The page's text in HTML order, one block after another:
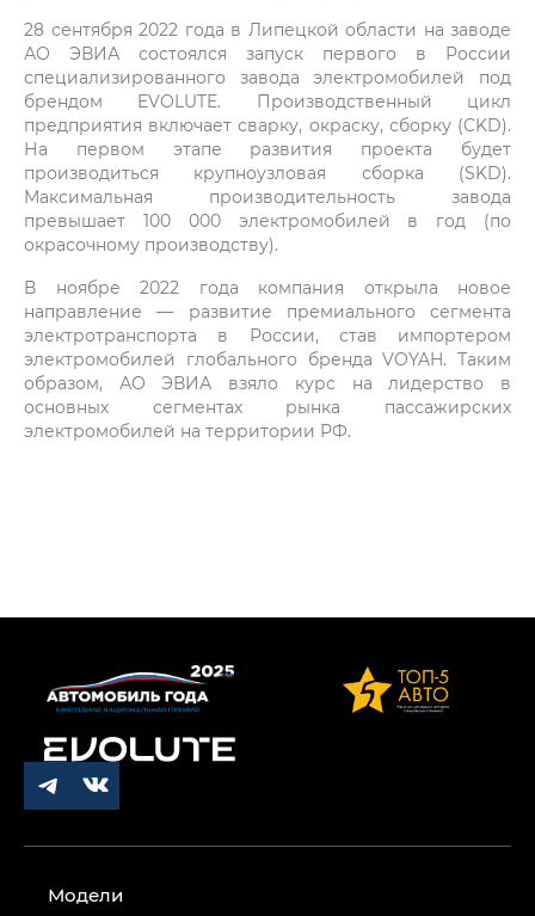
28 сентября 2022 года в Липецкой области на заводе
АО ЭВИА состоялся запуск первого в России
специализированного завода электромобилей под
брендом EVOLUTE. Производственный цикл
предприятия включает сварку, окраску, сборку (CKD).
На первом этапе развития проекта будет
производиться крупноузловая сборка (SKD).
Максимальная производительность завода
превышает 100 000 электромобилей в год (по
окрасочному производству).
В ноябре 2022 года компания открыла новое
направление — развитие премиального сегмента
электротранспорта в России, став импортером
электромобилей глобального бренда VOYAH. Таким
образом, АО ЭВИА взяло курс на лидерство в
основных сегментах рынка пассажирских
электромобилей на территории РФ.
Модели